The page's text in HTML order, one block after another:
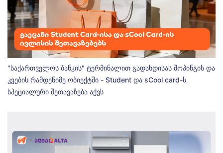
"საქართველოს ბანკის" ტერმინალით გადახდისას შოპინგის და
კვების რამდენიმე ობიექტში - Student და sCool card-ს
სპეციალური შეთავაზება აქვს